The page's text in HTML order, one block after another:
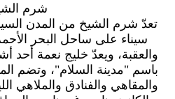
شرم
تعدّ شرم الشيخ من المدن
سيناء على ساحل البحر
والعقبة، ويعدّ خليج نعمة أحد
باسم "مدينة السلام"، وتضم
والمقاهي والفنادق والملاهي